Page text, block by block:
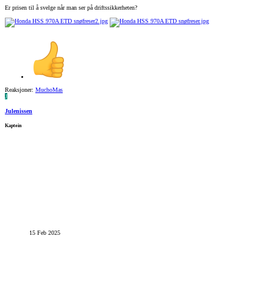
Er prisen til å svelge når man ser på driftssikkerheten?
Reaksjoner: MuchoMas
J
Julenissen
Kaptein
15 Feb 2025